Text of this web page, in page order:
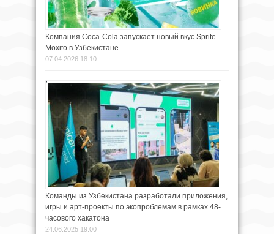
Компания Coca-Cola запускает новый вкус Sprite
Moxito в Узбекистане
07.04.2026 18:10
Команды из Узбекистана разработали приложения,
игры и арт-проекты по экопроблемам в рамках 48-
часового хакатона
24.06.2025 19:00